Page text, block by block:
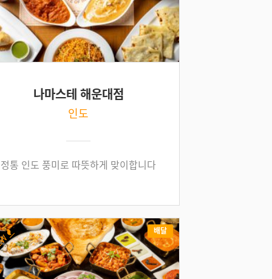
나마스테 해운대점
인도
정통 인도 풍미로 따뜻하게 맞이합니다
배달